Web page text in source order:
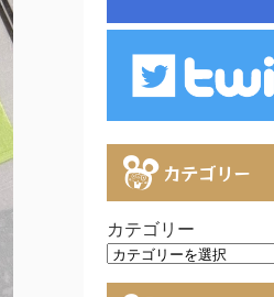
カテゴリー
カテゴリー